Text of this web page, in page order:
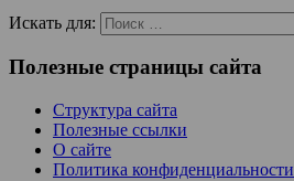
Искать для:
Полезные страницы сайта
Структура сайта
Полезные ссылки
О сайте
Политика конфиденциальности